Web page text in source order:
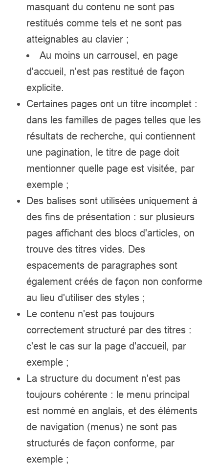
masquant du contenu ne sont pas
restitués comme tels et ne sont pas
atteignables au clavier ;
Au moins un carrousel, en page
d'accueil, n'est pas restitué de façon
explicite.
Certaines pages ont un titre incomplet :
dans les familles de pages telles que les
résultats de recherche, qui contiennent
une pagination, le titre de page doit
mentionner quelle page est visitée, par
exemple ;
Des balises sont utilisées uniquement à
des fins de présentation : sur plusieurs
pages affichant des blocs d'articles, on
trouve des titres vides. Des
espacements de paragraphes sont
également créés de façon non conforme
au lieu d'utiliser des styles ;
Le contenu n'est pas toujours
correctement structuré par des titres :
c'est le cas sur la page d'accueil, par
exemple ;
La structure du document n'est pas
toujours cohérente : le menu principal
est nommé en anglais, et des éléments
de navigation (menus) ne sont pas
structurés de façon conforme, par
exemple ;